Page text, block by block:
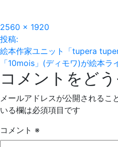
フ
ル
サ
イ
ズ
2560 × 1920
投
稿
ナ
ビ
ゲ
ー
投稿:
絵本作家ユニット「tupera
「10mois」(ディモワ)が絵本ラ
コメントをど
メールアドレスが公開されるこ
いる欄は必須項目です
コメント ※